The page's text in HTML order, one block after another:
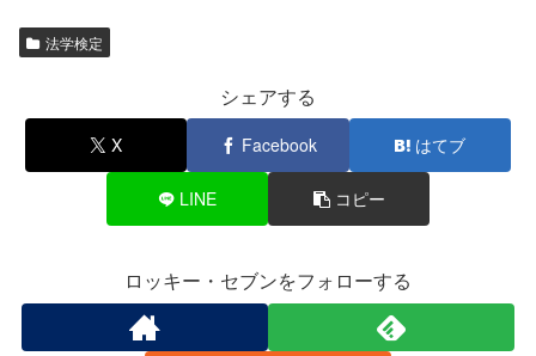
法学検定
シェアする
X Facebook はてブ
LINE コピー
ロッキー・セブンをフォローする